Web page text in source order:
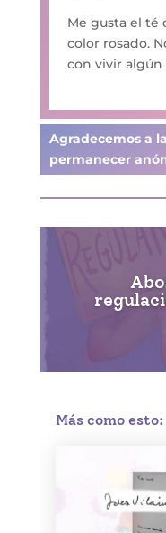
Me gusta el té
color rosado.
con vivir algún
Agradecemos a
permanecer
Más como esto: